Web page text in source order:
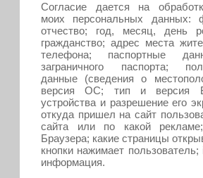
Согласие дается на
моих персональных данных:
отчество; год, месяц, день
гражданство; адрес места
телефона; паспортные
заграничного паспорта;
данные (сведения о
версия ОС; тип и версия
устройства и разрешение его
откуда пришел на сайт
сайта или по какой
Браузера; какие страницы
кнопки нажимает пользователь;
информация.